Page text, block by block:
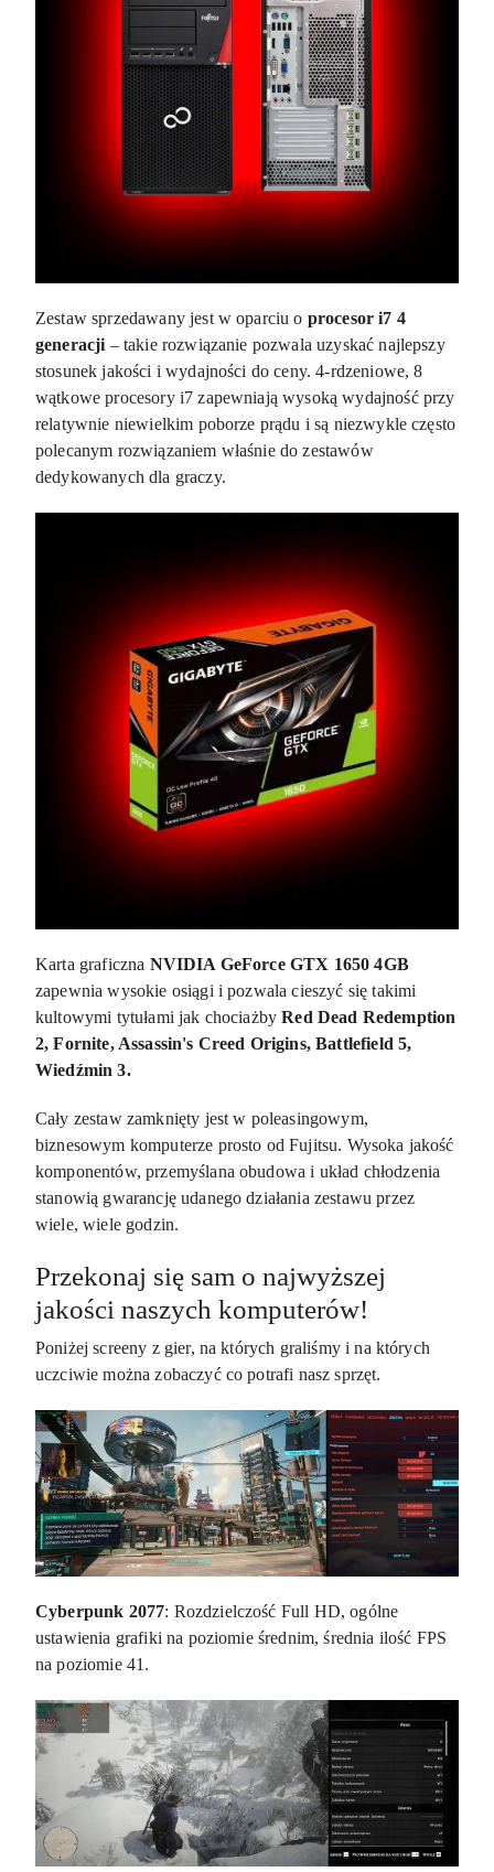
Zestaw sprzedawany jest w oparciu o procesor i7 4
generacji – takie rozwiązanie pozwala uzyskać najlepszy
stosunek jakości i wydajności do ceny. 4-rdzeniowe, 8
wątkowe procesory i7 zapewniają wysoką wydajność przy
relatywnie niewielkim poborze prądu i są niezwykle często
polecanym rozwiązaniem właśnie do zestawów
dedykowanych dla graczy.
Karta graficzna NVIDIA GeForce GTX 1650 4GB
zapewnia wysokie osiągi i pozwala cieszyć się takimi
kultowymi tytułami jak chociażbyRed Dead Redemption
2, Fornite, Assassin's Creed Origins, Battlefield 5,
Wiedźmin 3.
Cały zestaw zamknięty jest w poleasingowym,
biznesowym komputerze prosto od Fujitsu. Wysoka jakość
komponentów, przemyślana obudowa i układ chłodzenia
stanowią gwarancję udanego działania zestawu przez
wiele, wiele godzin.
Przekonaj się sam o najwyższej
jakości naszych komputerów!
Poniżej screeny z gier, na których graliśmy i na których
uczciwie można zobaczyć co potrafi nasz sprzęt.
Cyberpunk 2077: Rozdzielczość Full HD, ogólne
ustawienia grafiki na poziomie średnim, średnia ilość FPS
na poziomie 41.